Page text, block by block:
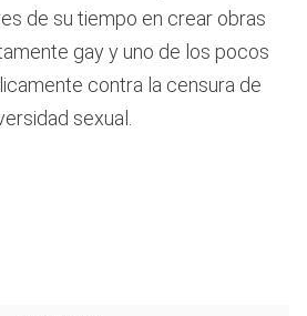
de su tiempo en crear obras
gay y uno de los pocos
contra la censura de
sexual.